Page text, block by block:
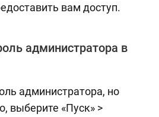
вам доступ.
администратора в
администратора, но
выберите «Пуск» >